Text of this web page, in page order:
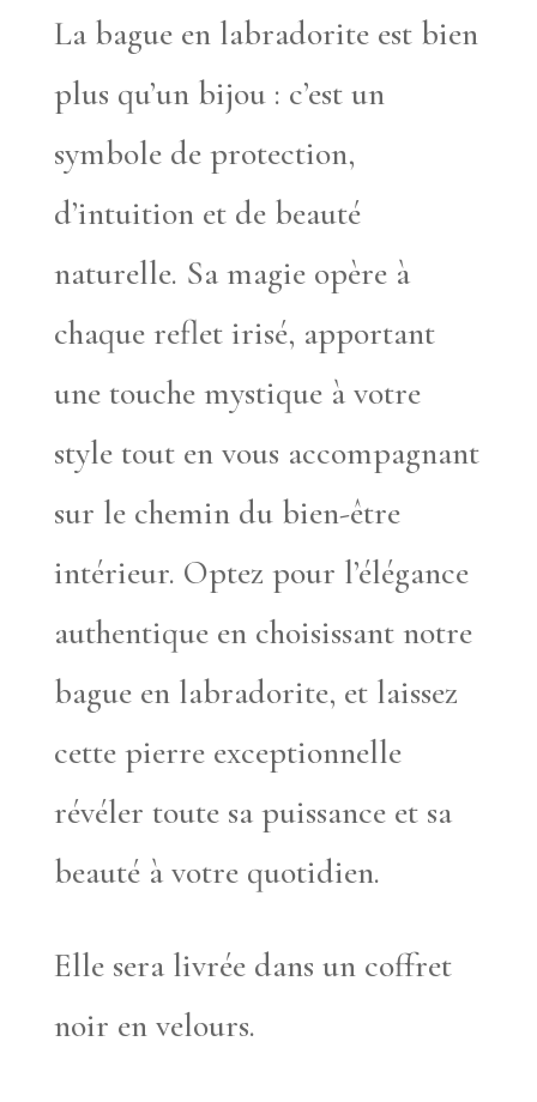
La bague en labradorite est bien
plus qu’un bijou : c’est un
symbole de protection,
d’intuition et de beauté
naturelle. Sa magie opère à
chaque reflet irisé, apportant
une touche mystique à votre
style tout en vous accompagnant
sur le chemin du bien-être
intérieur. Optez pour l’élégance
authentique en choisissant notre
bague en labradorite, et laissez
cette pierre exceptionnelle
révéler toute sa puissance et sa
beauté à votre quotidien.
Elle sera livrée dans un coffret
noir en velours.